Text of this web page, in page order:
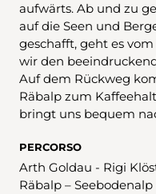
aufwärts. Ab und zu
auf die Seen und
geschafft, geht es
wir den
Auf dem Rückweg
Räbalp zum
bringt uns bequem
PERCORSO
Arth Goldau - Rigi
Räbalp – Seebodenalp